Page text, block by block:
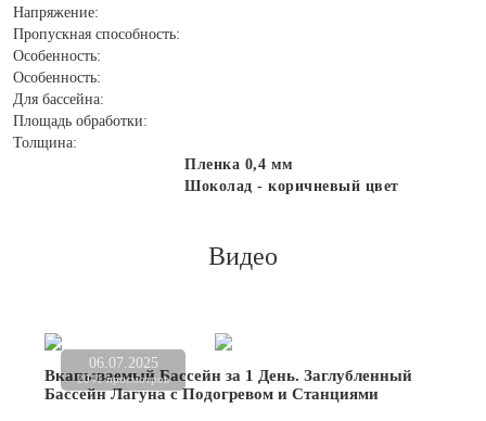
Напряжение:
Пропускная способность:
Особенность:
Особенность:
Для бассейна:
Площадь обработки:
Толщина:
Пленка 0,4 мм
Шоколад - коричневый цвет
Видео
06.07.2025
2041 просмотров
Вкапываемый Бассейн за 1 День. Заглубленный
Бассейн Лагуна с Подогревом и Станциями